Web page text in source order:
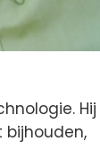
Hij
bijhouden,